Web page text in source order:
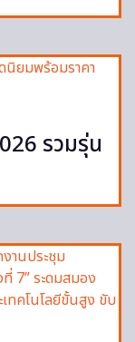
รวมรุ่น